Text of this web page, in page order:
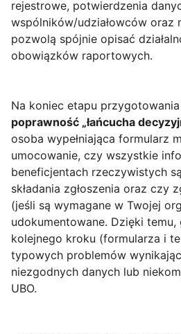
rejestrowe, potwierdzenia
wspólników/udziałowców oraz
pozwolą spójnie opisać
obowiązków raportowych.
Na koniec etapu
poprawność „łańcucha
osoba wypełniająca formularz
umocowanie, czy wszystkie
beneficjentach rzeczywistych
składania zgłoszenia oraz czy
(jeśli są wymagane w Twojej
udokumentowane. Dzięki
kolejnego kroku (formularza i
typowych problemów
niezgodnych danych lub
UBO.